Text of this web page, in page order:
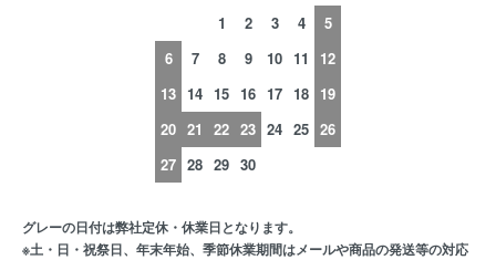
1
2 3 4
5
6
7 8 9 10 11
12
13 14 15 16 17 18 19
20 21 22 23 24 25 26
27 28 29 30
グレーの日付は弊社定休・休業日となります。
※土・日・祝祭日、年末年始、季節休業期間はメールや商品の発送等の対応